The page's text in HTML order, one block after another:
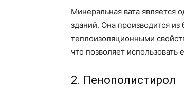
Минеральная вата является
зданий. Она производится
теплоизоляционными
что позволяет использовать
2. Пенополистирол